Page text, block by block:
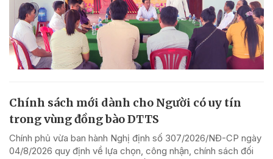
Chính sách mới dành cho Người có uy tín
trong vùng đồng bào DTTS
Chính phủ vừa ban hành Nghị định số 307/2026/NĐ-CP ngày
04/8/2026 quy định về lựa chọn, công nhận, chính sách đối